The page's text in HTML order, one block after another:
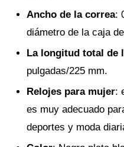
Ancho de la correa:
diámetro de la caja
La longitud total de
pulgadas/225 mm.
Relojes para mujer:
es muy adecuado
deportes y moda